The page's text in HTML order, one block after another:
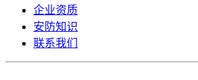
企业资质
安防知识
联系我们